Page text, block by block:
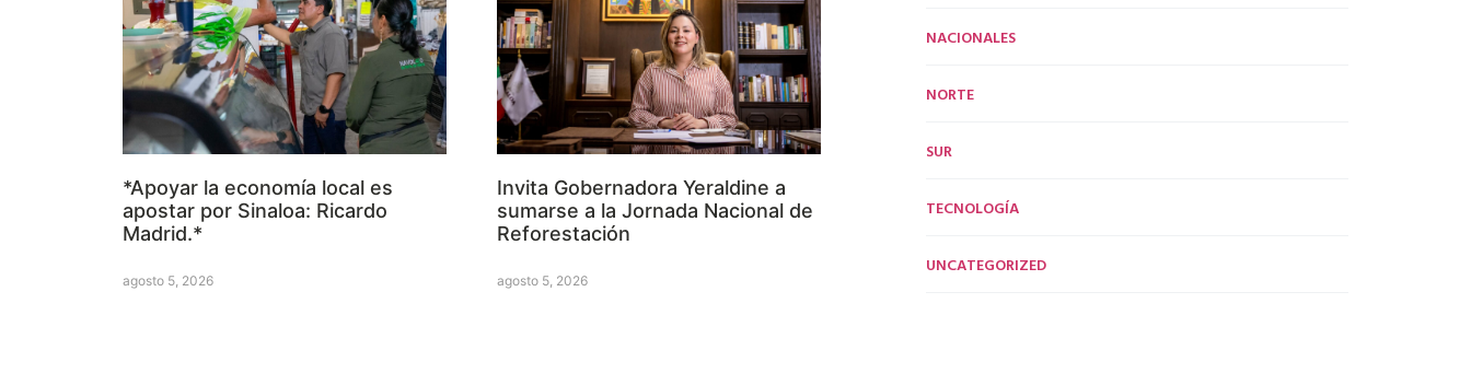
*Apoyar la economía local es
apostar por Sinaloa: Ricardo
Madrid.*
agosto 5, 2026
Invita Gobernadora Yeraldine a
sumarse a la Jornada Nacional de
Reforestación
agosto 5, 2026
NACIONALES
NORTE
SUR
TECNOLOGÍA
UNCATEGORIZED